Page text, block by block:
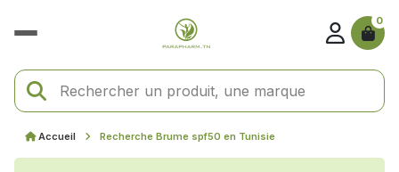
0
Accueil Recherche Brume spf50 en Tunisie